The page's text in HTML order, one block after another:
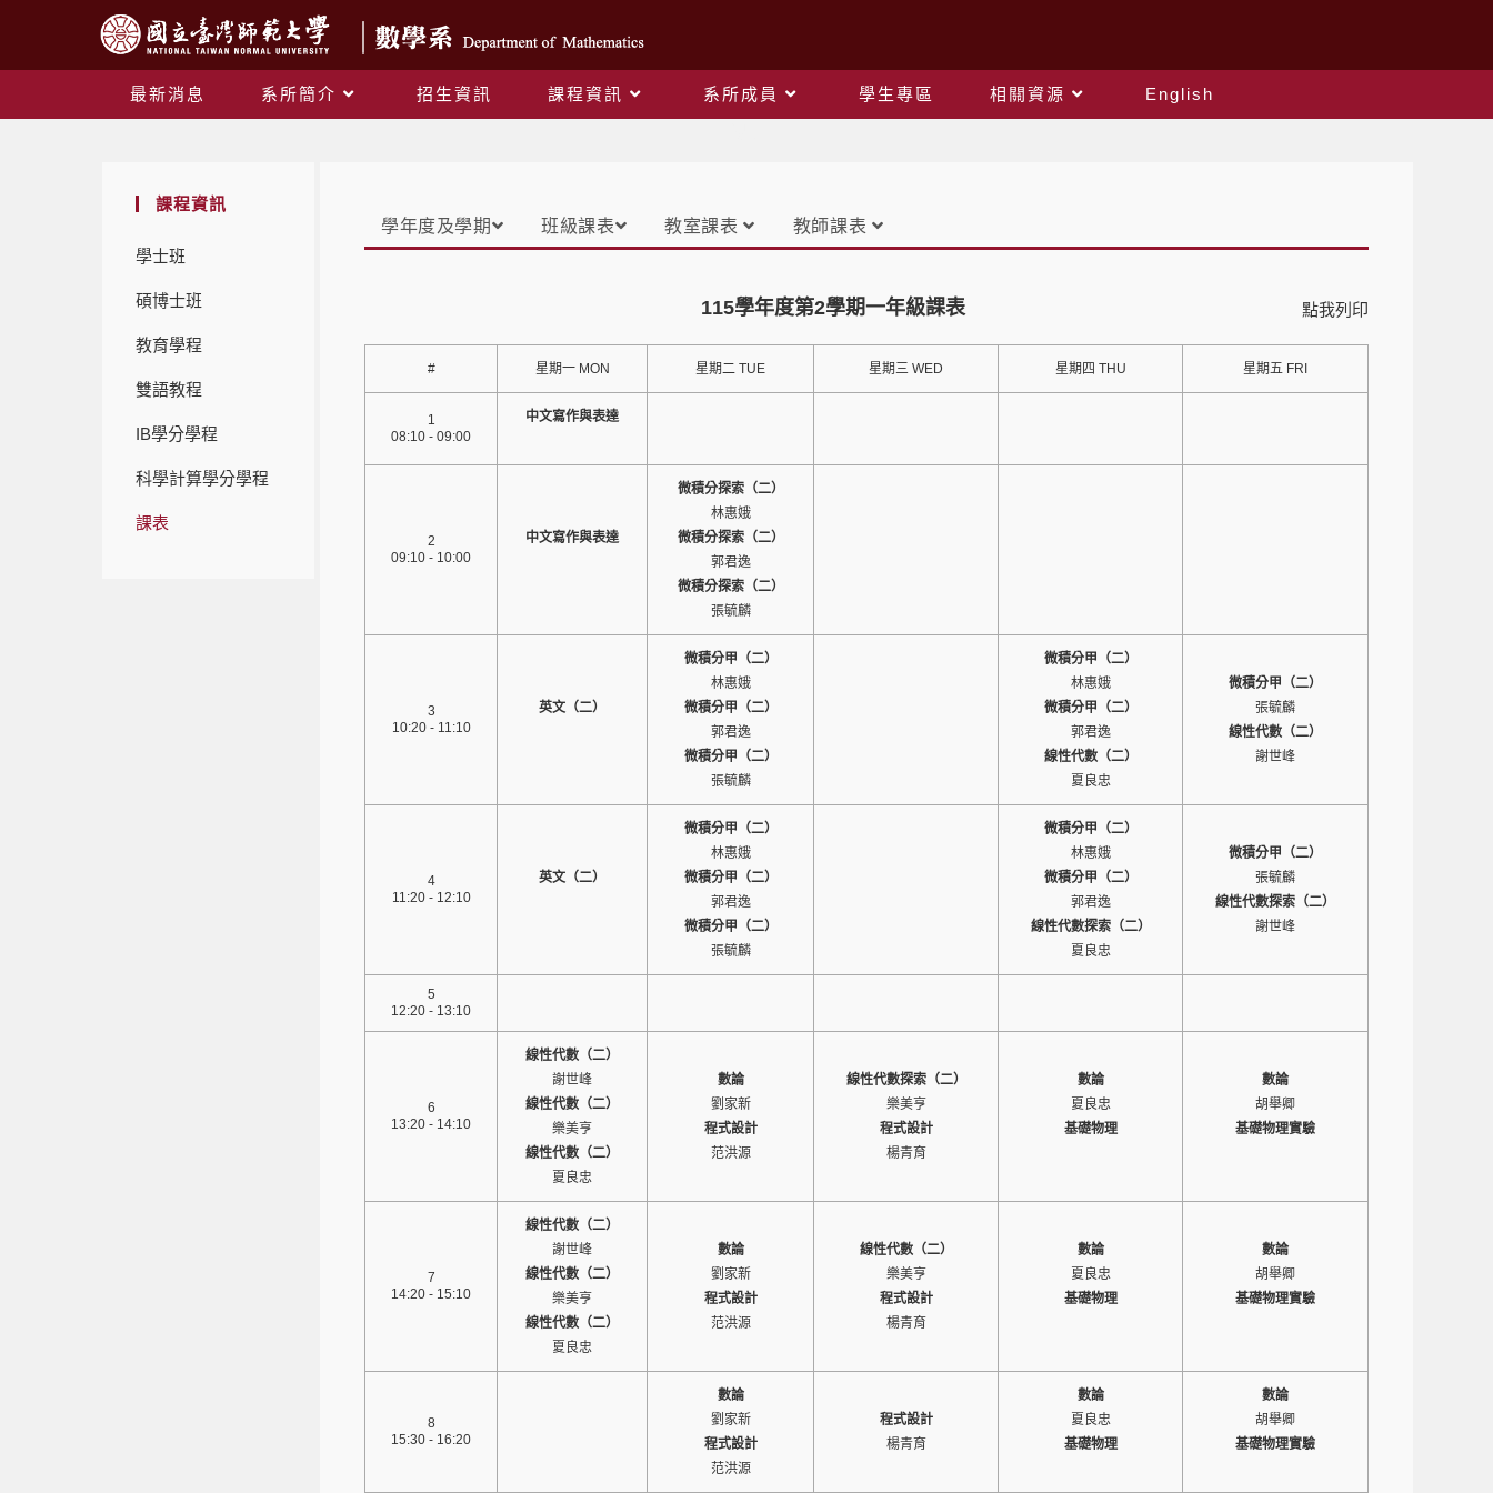
最新消息 系所簡介 招生資訊 課程資訊 系所成員 學生專區 相關資源
English
課程資訊
學士班
碩博士班
教育學程
雙語教程
IB學分學程
科學計算學分學程
課表
學年度及學期 班級課表 教室課表 教師課表
點我列印
115學年度第2學期一年級課表
# 星期一 MON 星期二 TUE 星期三 WED 星期四 THU 星期五 FRI
1
08:10 - 09:00
中文寫作與表達
2
09:10 - 10:00
中文寫作與表達
微積分探索（二）
林惠娥
微積分探索（二）
郭君逸
微積分探索（二）
張毓麟
3
10:20 - 11:10
英文（二）
微積分甲（二）
林惠娥
微積分甲（二）
郭君逸
微積分甲（二）
張毓麟
微積分甲（二）
林惠娥
微積分甲（二）
郭君逸
線性代數（二）
夏良忠
微積分甲（二）
張毓麟
線性代數（二）
謝世峰
4
11:20 - 12:10
英文（二）
微積分甲（二）
林惠娥
微積分甲（二）
郭君逸
微積分甲（二）
張毓麟
微積分甲（二）
林惠娥
微積分甲（二）
郭君逸
線性代數探索（二）
夏良忠
微積分甲（二）
張毓麟
線性代數探索（二）
謝世峰
5
12:20 - 13:10
6
13:20 - 14:10
線性代數（二）
謝世峰
線性代數（二）
樂美亨
線性代數（二）
夏良忠
數論
劉家新
程式設計
范洪源
線性代數探索（二）
樂美亨
程式設計
楊青育
數論
夏良忠
基礎物理
數論
胡舉卿
基礎物理實驗
7
14:20 - 15:10
線性代數（二）
謝世峰
線性代數（二）
樂美亨
線性代數（二）
夏良忠
數論
劉家新
程式設計
范洪源
線性代數（二）
樂美亨
程式設計
楊青育
數論
夏良忠
基礎物理
數論
胡舉卿
基礎物理實驗
8
15:30 - 16:20
數論
劉家新
程式設計
范洪源
程式設計
楊青育
數論
夏良忠
基礎物理
數論
胡舉卿
基礎物理實驗